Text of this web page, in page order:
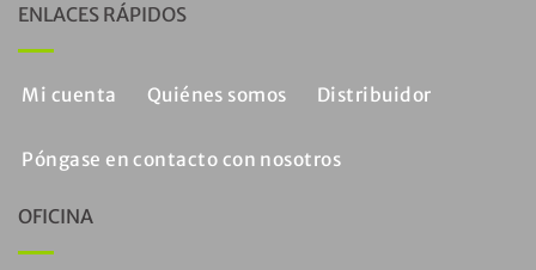
ENLACES RÁPIDOS
Mi cuenta Quiénes somos Distribuidor
Póngase en contacto con nosotros
OFICINA